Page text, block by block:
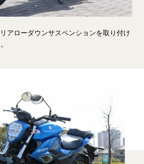
アローダウンサスペンションを取り付け